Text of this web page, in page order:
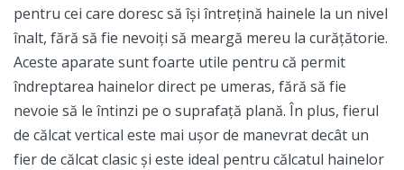
pentru cei care doresc să își întrețină hainele la un nivel
înalt, fără să fie nevoiți să meargă mereu la curățătorie.
Aceste aparate sunt foarte utile pentru că permit
îndreptarea hainelor direct pe umeras, fără să fie
nevoie să le întinzi pe o suprafață plană. În plus, fierul
de călcat vertical este mai ușor de manevrat decât un
fier de călcat clasic și este ideal pentru călcatul hainelor